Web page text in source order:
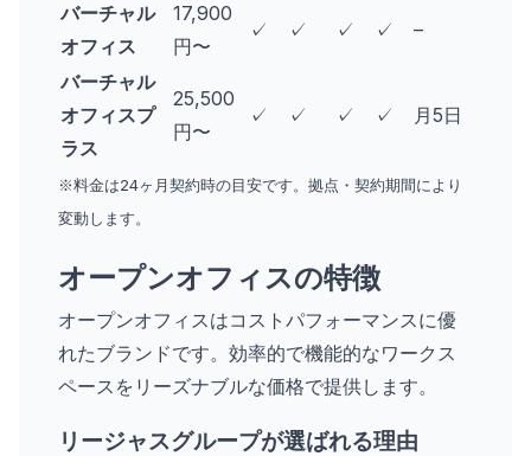
バーチャル
オフィス
17,900
円〜
✓ ✓ ✓ ✓ –
バーチャル
オフィスプ
ラス
25,500
円〜
✓ ✓ ✓ ✓ 月5日
※料金は24ヶ月契約時の目安です。拠点・契約期間により
変動します。
オープンオフィスの特徴
オープンオフィスはコストパフォーマンスに優
れたブランドです。効率的で機能的なワークス
ペースをリーズナブルな価格で提供します。
リージャスグループが選ばれる理由